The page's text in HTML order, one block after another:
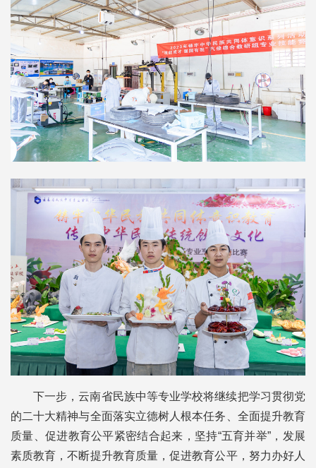
下一步，云南省民族中等专业学校将继续把学习贯彻党
的二十大精神与全面落实立德树人根本任务、全面提升教育
质量、促进教育公平紧密结合起来，坚持“五育并举”，发展
素质教育，不断提升教育质量，促进教育公平，努力办好人